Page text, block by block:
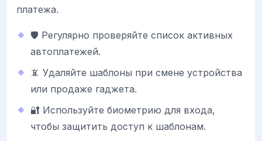
платежа.
🛡️ Регулярно проверяйте список активных
автоплатежей.
📵 Удаляйте шаблоны при смене устройства
или продаже гаджета.
🔐 Используйте биометрию для входа,
чтобы защитить доступ к шаблонам.